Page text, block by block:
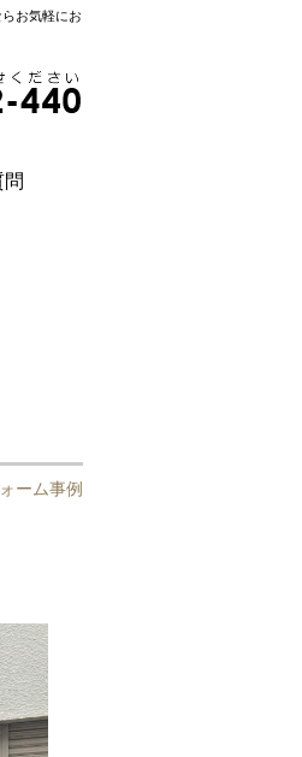
お気軽にお
ーム事例